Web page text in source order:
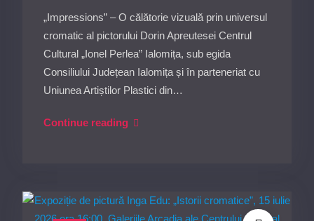
Centrului
Cultural
„Ionel
Perlea”
Ialomița.
iulie
2026
ora
17:00,
Sala
„Impressions” – O călătorie vizuală prin universul
cromatic al pictorului Dorin Apreutesei Centrul
Cultural „Ionel Perlea” Ialomița, sub egida
Consiliului Județean Ialomița și în parteneriat cu
Uniunea Artiștilor Plastici din…
Continue readingExpoziție
Apreutesei:
„Impressions”,